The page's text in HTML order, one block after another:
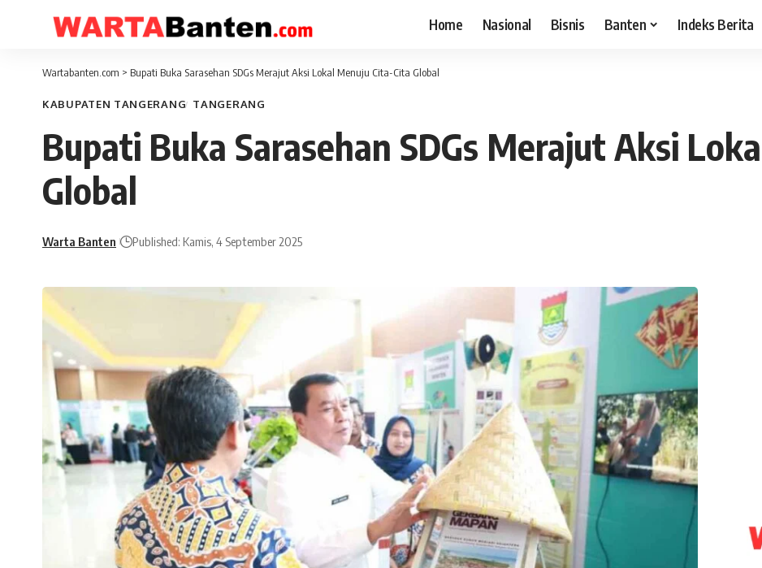
Home Nasional Bisnis Banten Indeks Berita
Wartabanten.com > Bupati Buka Sarasehan SDGs Merajut Aksi Lokal Menuju Cita-Cita Global
KABUPATEN TANGERANG TANGERANG
Bupati Buka Sarasehan SDGs Merajut Aksi
Global
Warta Banten Published: Kamis, 4 September 2025